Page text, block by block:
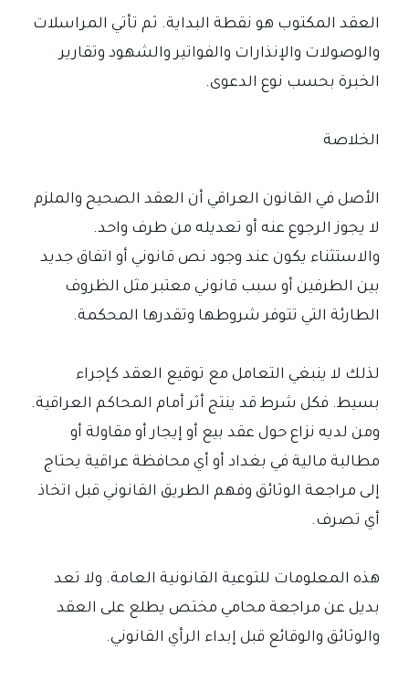
العقد المكتوب هو نقطة البداية. ثم تأتي المراسلات
والوصولات والإنذارات والفواتير والشهود وتقارير
الخبرة بحسب نوع الدعوى.
الخلاصة
الأصل في القانون العراقي أن العقد الصحيح والملزم
لا يجوز الرجوع عنه أو تعديله من طرف واحد.
والاستثناء يكون عند وجود نص قانوني أو اتفاق جديد
بين الطرفين أو سبب قانوني معتبر مثل الظروف
الطارئة التي تتوفر شروطها وتقدرها المحكمة.
لذلك لا ينبغي التعامل مع توقيع العقد كإجراء
بسيط. فكل شرط قد ينتج أثر أمام المحاكم العراقية.
ومن لديه نزاع حول عقد بيع أو إيجار أو مقاولة أو
مطالبة مالية في بغداد أو أي محافظة عراقية يحتاج
إلى مراجعة الوثائق وفهم الطريق القانوني قبل اتخاذ
أي تصرف.
هذه المعلومات للتوعية القانونية العامة. ولا تعد
بديل عن مراجعة محامي مختص يطلع على العقد
والوثائق والوقائع قبل إبداء الرأي القانوني.